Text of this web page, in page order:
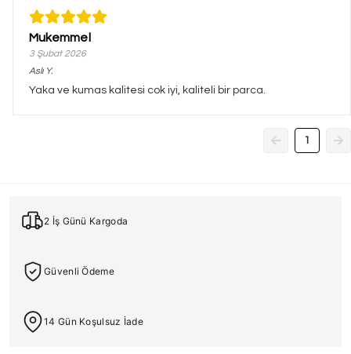
Mukemmel
3 Şubat 2026
Aslı Y.
Yaka ve kumas kalitesi cok iyi, kaliteli bir parca.
1
2 İş Günü Kargoda
Güvenli Ödeme
14 Gün Koşulsuz İade